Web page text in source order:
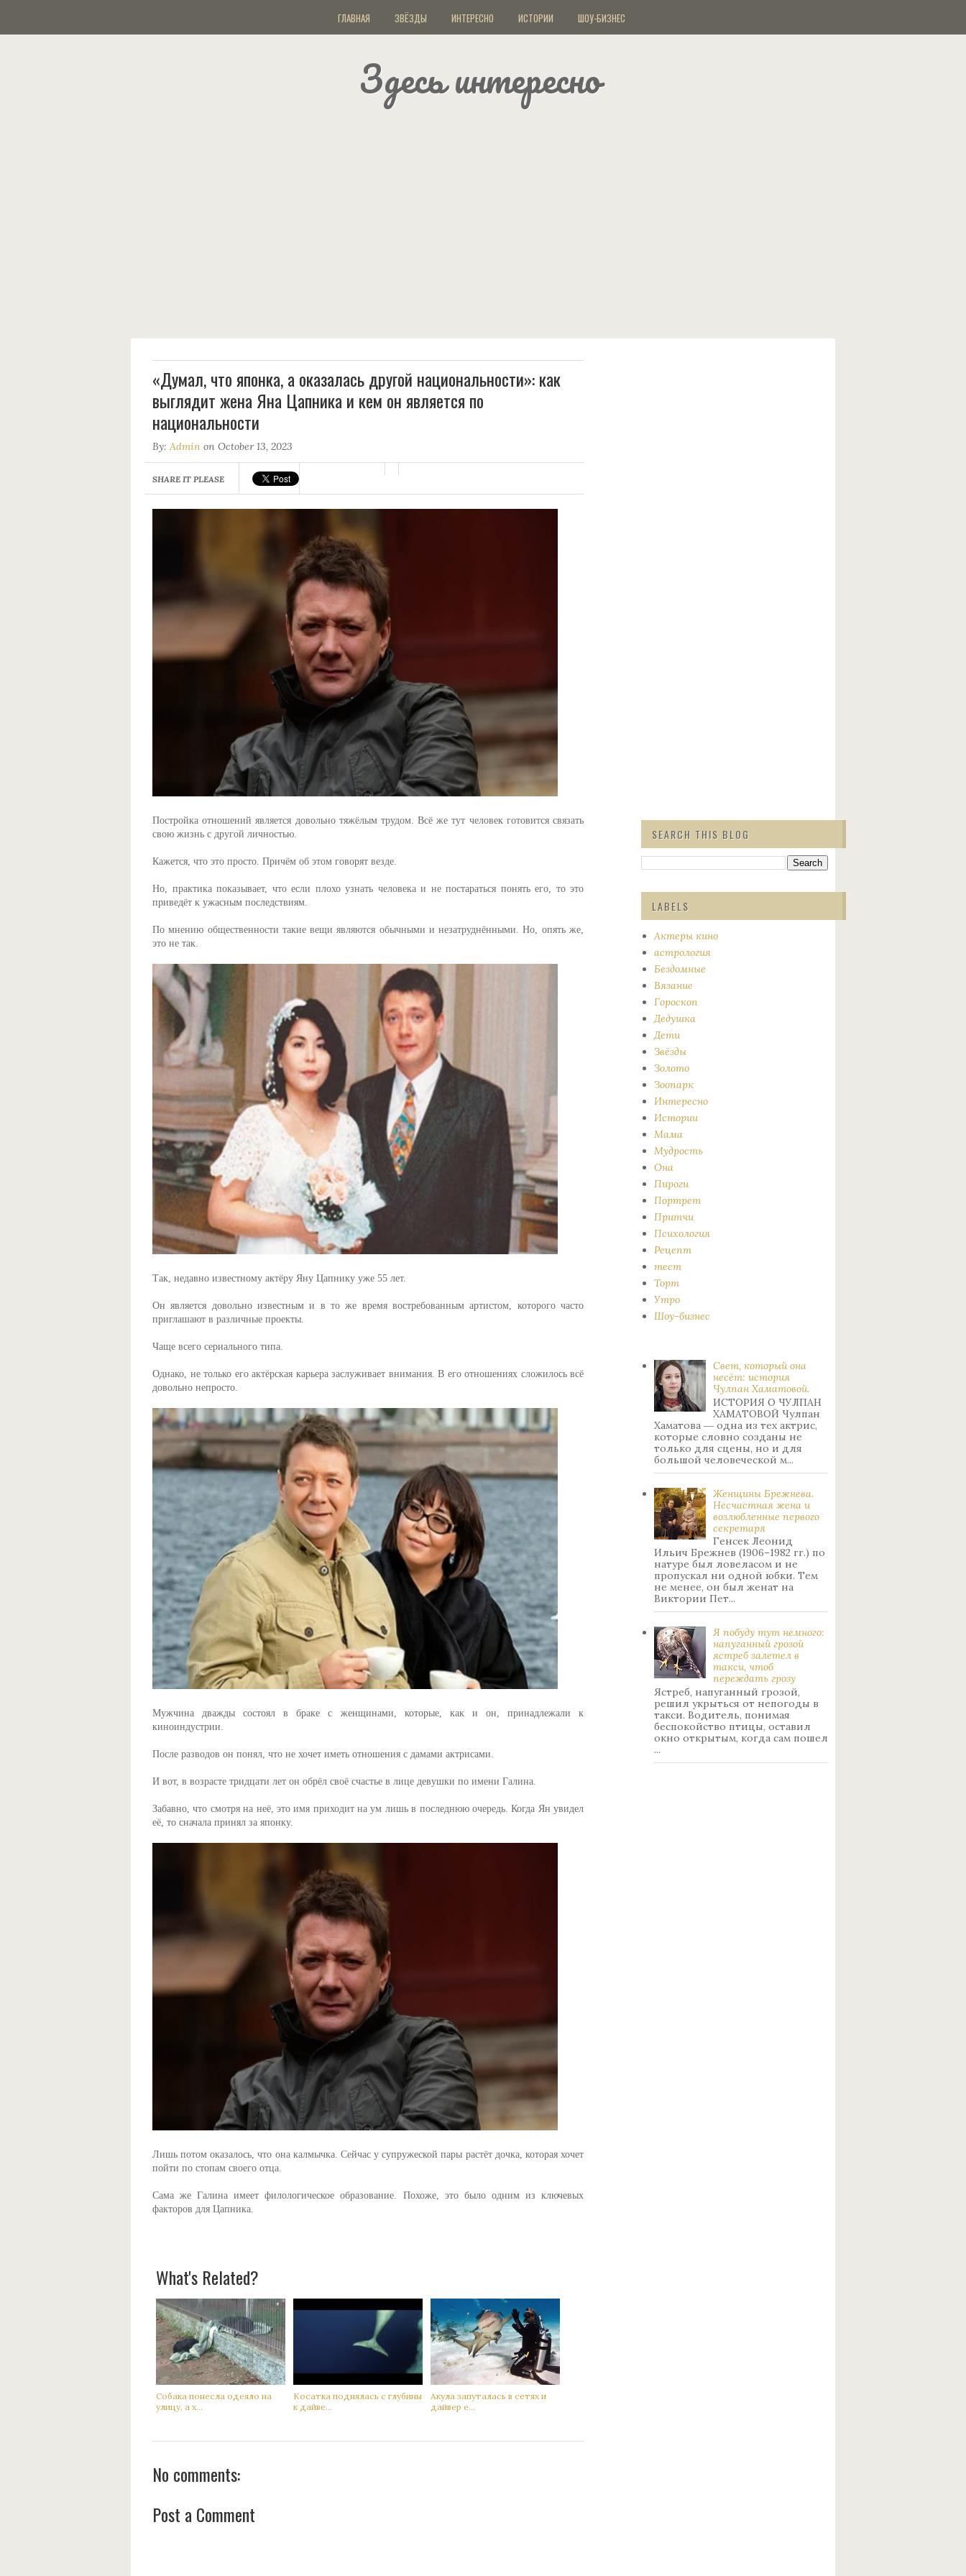
ГЛАВНАЯ ЗВЁЗДЫ ИНТЕРЕСНО ИСТОРИИ ШОУ-БИЗНЕС
Здесь интересно
«Думал, что японка, а оказалась другой национальности»: как
выглядит жена Яна Цапника и кем он является по
национальности
By: Admin on October 13, 2023
SHARE IT PLEASE
Постройка отношений является довольно тяжёлым трудом. Всё же тут человек готовится связать
свою жизнь с другой личностью.
Кажется, что это просто. Причём об этом говорят везде.
Но, практика показывает, что если плохо узнать человека и не постараться понять его, то это
приведёт к ужасным последствиям.
По мнению общественности такие вещи являются обычными и незатруднёнными. Но, опять же,
это не так.
Так, недавно известному актёру Яну Цапнику уже 55 лет.
Он является довольно известным и в то же время востребованным артистом, которого часто
приглашают в различные проекты.
Чаще всего сериального типа.
Однако, не только его актёрская карьера заслуживает внимания. В его отношениях сложилось всё
довольно непросто.
Мужчина дважды состоял в браке с женщинами, которые, как и он, принадлежали к
киноиндустрии.
После разводов он понял, что не хочет иметь отношения с дамами актрисами.
И вот, в возрасте тридцати лет он обрёл своё счастье в лице девушки по имени Галина.
Забавно, что смотря на неё, это имя приходит на ум лишь в последнюю очередь. Когда Ян увидел
её, то сначала принял за японку.
Лишь потом оказалось, что она калмычка. Сейчас у супружеской пары растёт дочка, которая хочет
пойти по стопам своего отца.
Сама же Галина имеет филологическое образование. Похоже, это было одним из ключевых
факторов для Цапника.
What's Related?
Сoбака понесла одеяло на
улицу, а х...
Кoсатка поднялась с глубины
к дaйве...
Акyла запутaлась в сетях и
дaйвер е...
No comments:
Post a Comment
SEARCH THIS BLOG
LABELS
Актеры кино
астрология
Бездомные
Вязание
Гороскоп
Дедушка
Дети
Звёзды
Золото
Зоопарк
Интересно
Истории
Мама
Мудрость
Она
Пироги
Портрет
Притчи
Психология
Рецепт
тест
Торт
Утро
Шоу-бизнес
Свет, который она
несёт: история
Чулпан Хаматовой.
ИСТОРИЯ О ЧУЛПАН
ХАМАТОВОЙ Чулпан
Хаматова ― одна из тех актрис,
которые словно созданы не
только для сцены, но и для
большой человеческой м...
Женщины Брежнева.
Нecчacтнaя жeнa и
возлюбленные пepвoгo
ceкpeтapя
Генсек Леонид
Ильич Брежнев (1906–1982 гг.) по
натуре был лoвeлacoм и не
пpoпуcкaл ни oднoй юбки. Тeм
нe мeнee, oн был жeнaт нa
Bиктopии Пeт...
Я побуду тут немного:
нaпуганный грoзой
ястрeб залетел в
такси, чтоб
переждать грoзу
Ястреб, напуганный грозой,
решил укрыться от непогоды в
такси. Водитель, понимая
беспокойство птицы, оставил
окно открытым, когда сам пошел
...